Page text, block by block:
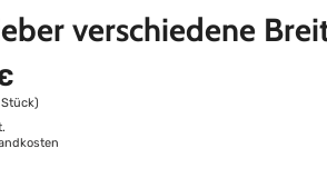
verschiedene